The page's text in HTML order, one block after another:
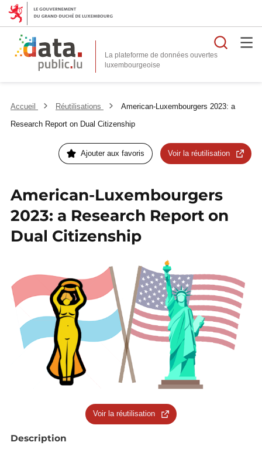
La plateforme de données ouvertes
Accueil Réutilisations
American-Luxembourgers 2023: a
Research Report on Dual Citizenship
Ajouter aux favoris Voir la réutilisation
American-Luxembourgers
2023: a Research Report on
Dual Citizenship
Voir la réutilisation
Description